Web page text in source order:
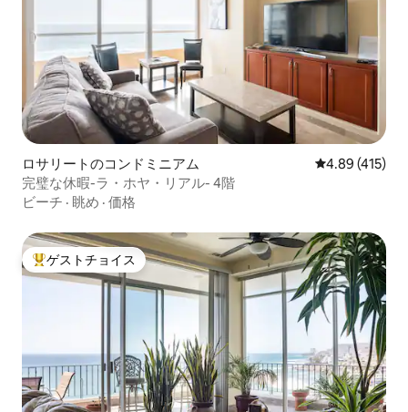
ロサリートのコンドミニアム レビュー415
4.89 (415)
完璧な休暇-ラ・ホヤ・リアル- 4階
ビーチ · 眺め · 価格
大好評のゲストチョイスです。
ゲストチョイス